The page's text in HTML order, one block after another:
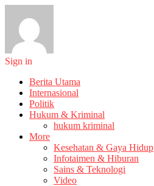
Sign in
Berita Utama
Internasional
Politik
Hukum & Kriminal
hukum kriminal
More
Kesehatan & Gaya Hidup
Infotaimen & Hiburan
Sains & Teknologi
Video